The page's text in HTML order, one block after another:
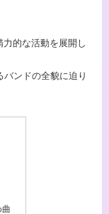
的な活動を展開し
バンドの全貌に迫り
曲